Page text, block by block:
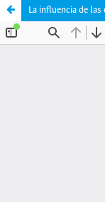
La influencia de